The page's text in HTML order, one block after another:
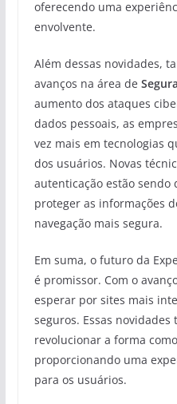
oferecendo uma
envolvente.
Além dessas novidades,
avanços na área de
aumento dos ataques
dados pessoais, as
vez mais em tecnologias
dos usuários. Novas
autenticação estão sendo
proteger as informações
navegação mais segura.
Em suma, o futuro da
é promissor. Com o
esperar por sites mais
seguros. Essas
revolucionar a forma
proporcionando uma
para os usuários.